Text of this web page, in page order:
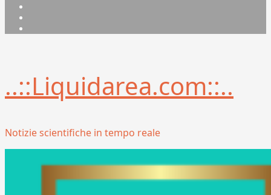
..::Liquidarea.com::..
Notizie scientifiche in tempo reale